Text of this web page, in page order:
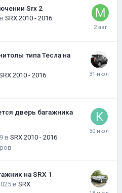
Srx 2
в SRX 2010 - 2016
типа Тесла на
2010 - 2016
дверь багажника
в SRX 2010 - 2016
на SRX 1
в SRX